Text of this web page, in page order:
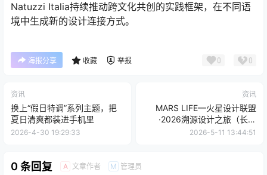
Natuzzi Italia持续推动跨文化共创的实践框架，在不同语
境中生成新的设计连接方式。
海报分享 收藏 举报 0 0
资讯
换上“假日特调”系列主题，把
夏日清爽都装进手机里
2026-4-30 19:29:33
资讯
MARS LIFE—火星设计联盟
·2026溯源设计之旅（长沙
站），圆满落幕！
2026-5-11 13:44:51
0 条回复 A 文章作者 M 管理员